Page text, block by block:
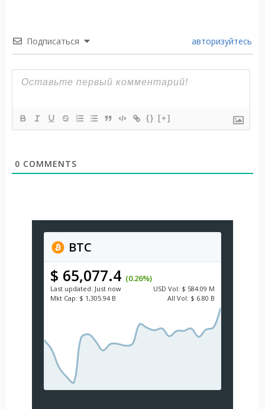
Подписаться авторизуйтесь
{} [+]
0 COMMENTS
BTC
$ 65,077.4 (0.26%)
Last updated: Just now USD Vol: $ 584.09 M
Mkt Cap: $ 1,305.94 B All Vol: $ 6.80 B